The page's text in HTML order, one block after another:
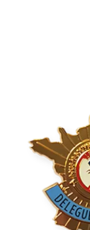
Insigne